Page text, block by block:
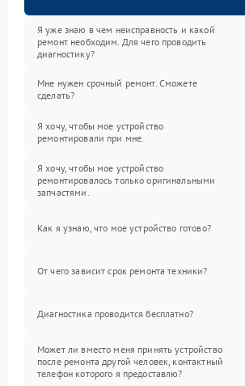
Я уже знаю в чем неисправность и какой
ремонт необходим. Для чего проводить
диагностику?
Мне нужен срочный ремонт. Сможете
сделать?
Я хочу, чтобы мое устройство
ремонтировали при мне.
Я хочу, чтобы мое устройство
ремонтировалось только оригинальными
запчастями.
Как я узнаю, что мое устройство готово?
От чего зависит срок ремонта техники?
Диагностика проводится бесплатно?
Может ли вместо меня принять устройство
после ремонта другой человек, контактный
телефон которого я предоставлю?